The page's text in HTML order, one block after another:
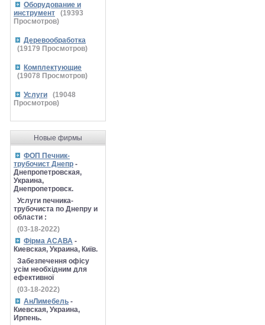
Оборудование и
инструмент
(19393
Просмотров)
Деревообработка
(19179 Просмотров)
Комплектующие
(19078 Просмотров)
Услуги (19048
Просмотров)
Новые фирмы
ФОП Печник-
трубочист Днепр -
Днепропетровская,
Украина,
Днепропетровск.
Услуги печника-
трубочиста по Днепру и
области :
(03-18-2022)
Фірма АСАВА -
Киевская, Украина, Київ.
Забезпечення офісу
усім необхідним для
ефективної
(03-18-2022)
АнЛимебель -
Киевская, Украина,
Ирпень.